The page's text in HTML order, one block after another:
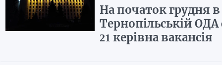
На початок грудня в
Тернопільській ОДА
21 керівна вакансія